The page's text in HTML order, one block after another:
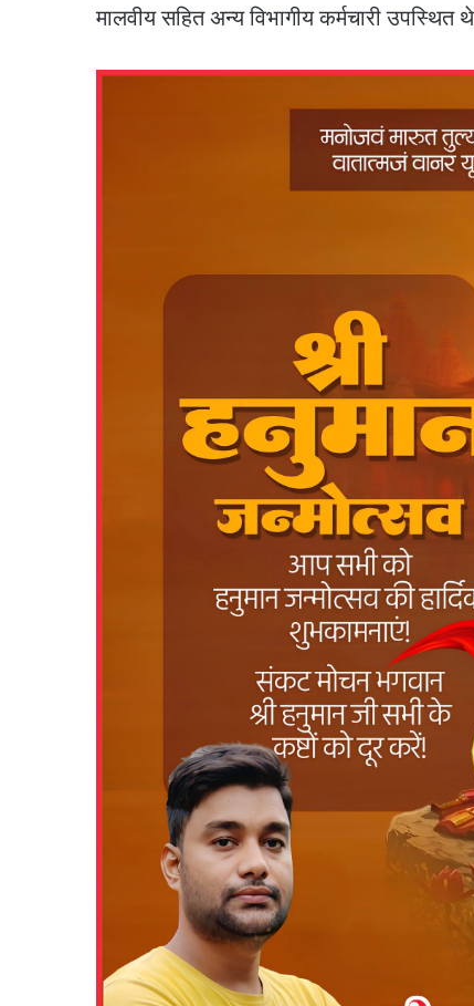
मालवीय सहित अन्य विभागीय कर्मचारी उपस्थित